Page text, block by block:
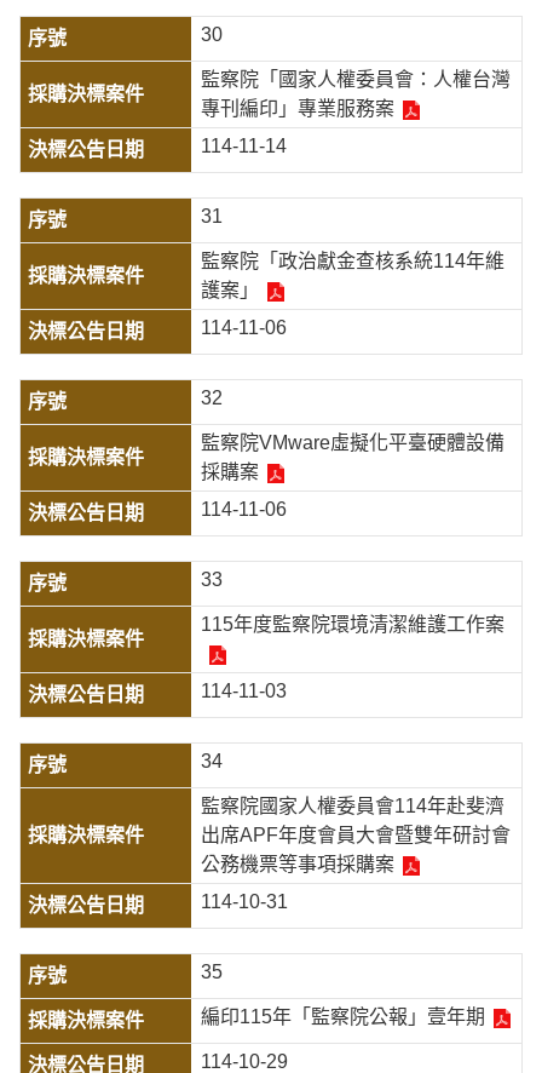
30
監察院「國家人權委員會：人權台灣
專刊編印」專業服務案
114-11-14
31
監察院「政治獻金查核系統114年維
護案」
114-11-06
32
監察院VMware虛擬化平臺硬體設備
採購案
114-11-06
33
115年度監察院環境清潔維護工作案
114-11-03
34
監察院國家人權委員會114年赴斐濟
出席APF年度會員大會暨雙年研討會
公務機票等事項採購案
114-10-31
35
編印115年「監察院公報」壹年期
114-10-29